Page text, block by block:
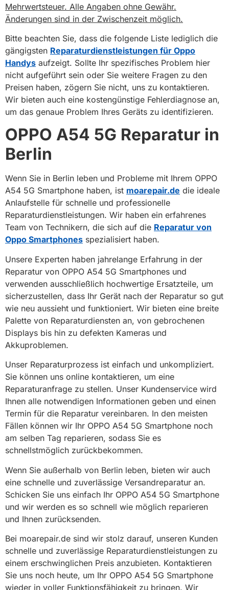
Mehrwertsteuer. Alle Angaben ohne Gewähr.
Änderungen sind in der Zwischenzeit möglich.
Bitte beachten Sie, dass die folgende Liste lediglich die
gängigsten Reparaturdienstleistungen für Oppo
Handys aufzeigt. Sollte Ihr spezifisches Problem hier
nicht aufgeführt sein oder Sie weitere Fragen zu den
Preisen haben, zögern Sie nicht, uns zu kontaktieren.
Wir bieten auch eine kostengünstige Fehlerdiagnose an,
um das genaue Problem Ihres Geräts zu identifizieren.
OPPO A54 5G Reparatur in
Berlin
Wenn Sie in Berlin leben und Probleme mit Ihrem OPPO
A54 5G Smartphone haben, ist moarepair.de die ideale
Anlaufstelle für schnelle und professionelle
Reparaturdienstleistungen. Wir haben ein erfahrenes
Team von Technikern, die sich auf die Reparatur von
Oppo Smartphones spezialisiert haben.
Unsere Experten haben jahrelange Erfahrung in der
Reparatur von OPPO A54 5G Smartphones und
verwenden ausschließlich hochwertige Ersatzteile, um
sicherzustellen, dass Ihr Gerät nach der Reparatur so gut
wie neu aussieht und funktioniert. Wir bieten eine breite
Palette von Reparaturdiensten an, von gebrochenen
Displays bis hin zu defekten Kameras und
Akkuproblemen.
Unser Reparaturprozess ist einfach und unkompliziert.
Sie können uns online kontaktieren, um eine
Reparaturanfrage zu stellen. Unser Kundenservice wird
Ihnen alle notwendigen Informationen geben und einen
Termin für die Reparatur vereinbaren. In den meisten
Fällen können wir Ihr OPPO A54 5G Smartphone noch
am selben Tag reparieren, sodass Sie es
schnellstmöglich zurückbekommen.
Wenn Sie außerhalb von Berlin leben, bieten wir auch
eine schnelle und zuverlässige Versandreparatur an.
Schicken Sie uns einfach Ihr OPPO A54 5G Smartphone
und wir werden es so schnell wie möglich reparieren
und Ihnen zurücksenden.
Bei moarepair.de sind wir stolz darauf, unseren Kunden
schnelle und zuverlässige Reparaturdienstleistungen zu
einem erschwinglichen Preis anzubieten. Kontaktieren
Sie uns noch heute, um Ihr OPPO A54 5G Smartphone
wieder in voller Funktionsfähigkeit zu bringen. Wir